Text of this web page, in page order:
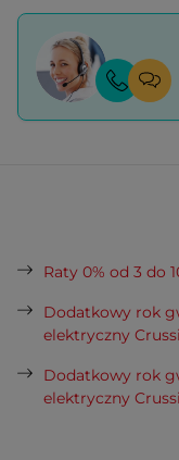
Raty 0% od 3 do
Dodatkowy rok
elektryczny
Dodatkowy rok
elektryczny